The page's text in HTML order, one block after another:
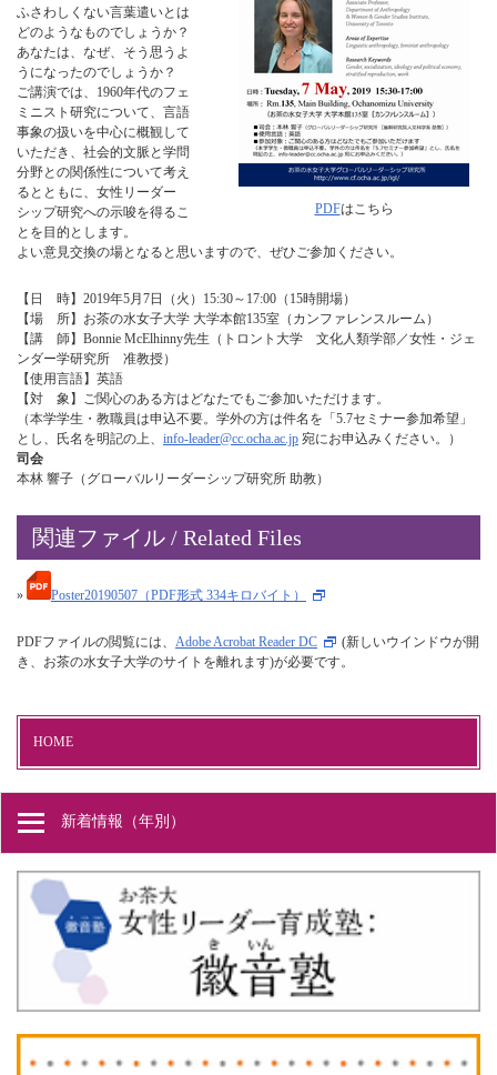
PDFはこちら
ふさわしくない言葉遣いとは
どのようなものでしょうか？
あなたは、なぜ、そう思うよ
うになったのでしょうか？
ご講演では、1960年代のフェ
ミニスト研究について、言語
事象の扱いを中心に概観して
いただき、社会的文脈と学問
分野との関係性について考え
るとともに、女性リーダー
シップ研究への示唆を得るこ
とを目的とします。
よい意見交換の場となると思いますので、ぜひご参加ください。
【日 時】2019年5月7日（火）15:30～17:00（15時開場）
【場 所】お茶の水女子大学 大学本館135室（カンファレンスルーム）
【講 師】Bonnie McElhinny先生（トロント大学 文化人類学部／女性・ジェ
ンダー学研究所 准教授）
【使用言語】英語
【対 象】ご関心のある方はどなたでもご参加いただけます。
（本学学生・教職員は申込不要。学外の方は件名を「5.7セミナー参加希望」
とし、氏名を明記の上、 info-leader@cc.ocha.ac.jp 宛にお申込みください。）
司会
本林 響子（グローバルリーダーシップ研究所 助教）
関連ファイル / Related Files
» Poster20190507（PDF形式 334キロバイト）
PDFファイルの閲覧には、 Adobe Acrobat Reader DC
(新しいウインドウが開
き、お茶の水女子大学のサイトを離れます)が必要です。
HOME
新着情報（年別）